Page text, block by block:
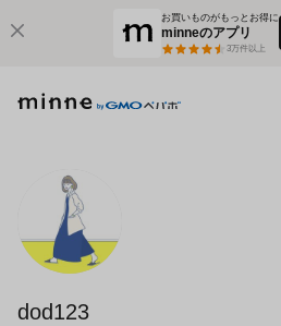
お買いものがもっとお得に
minneのアプリ
3万件以上
dod123